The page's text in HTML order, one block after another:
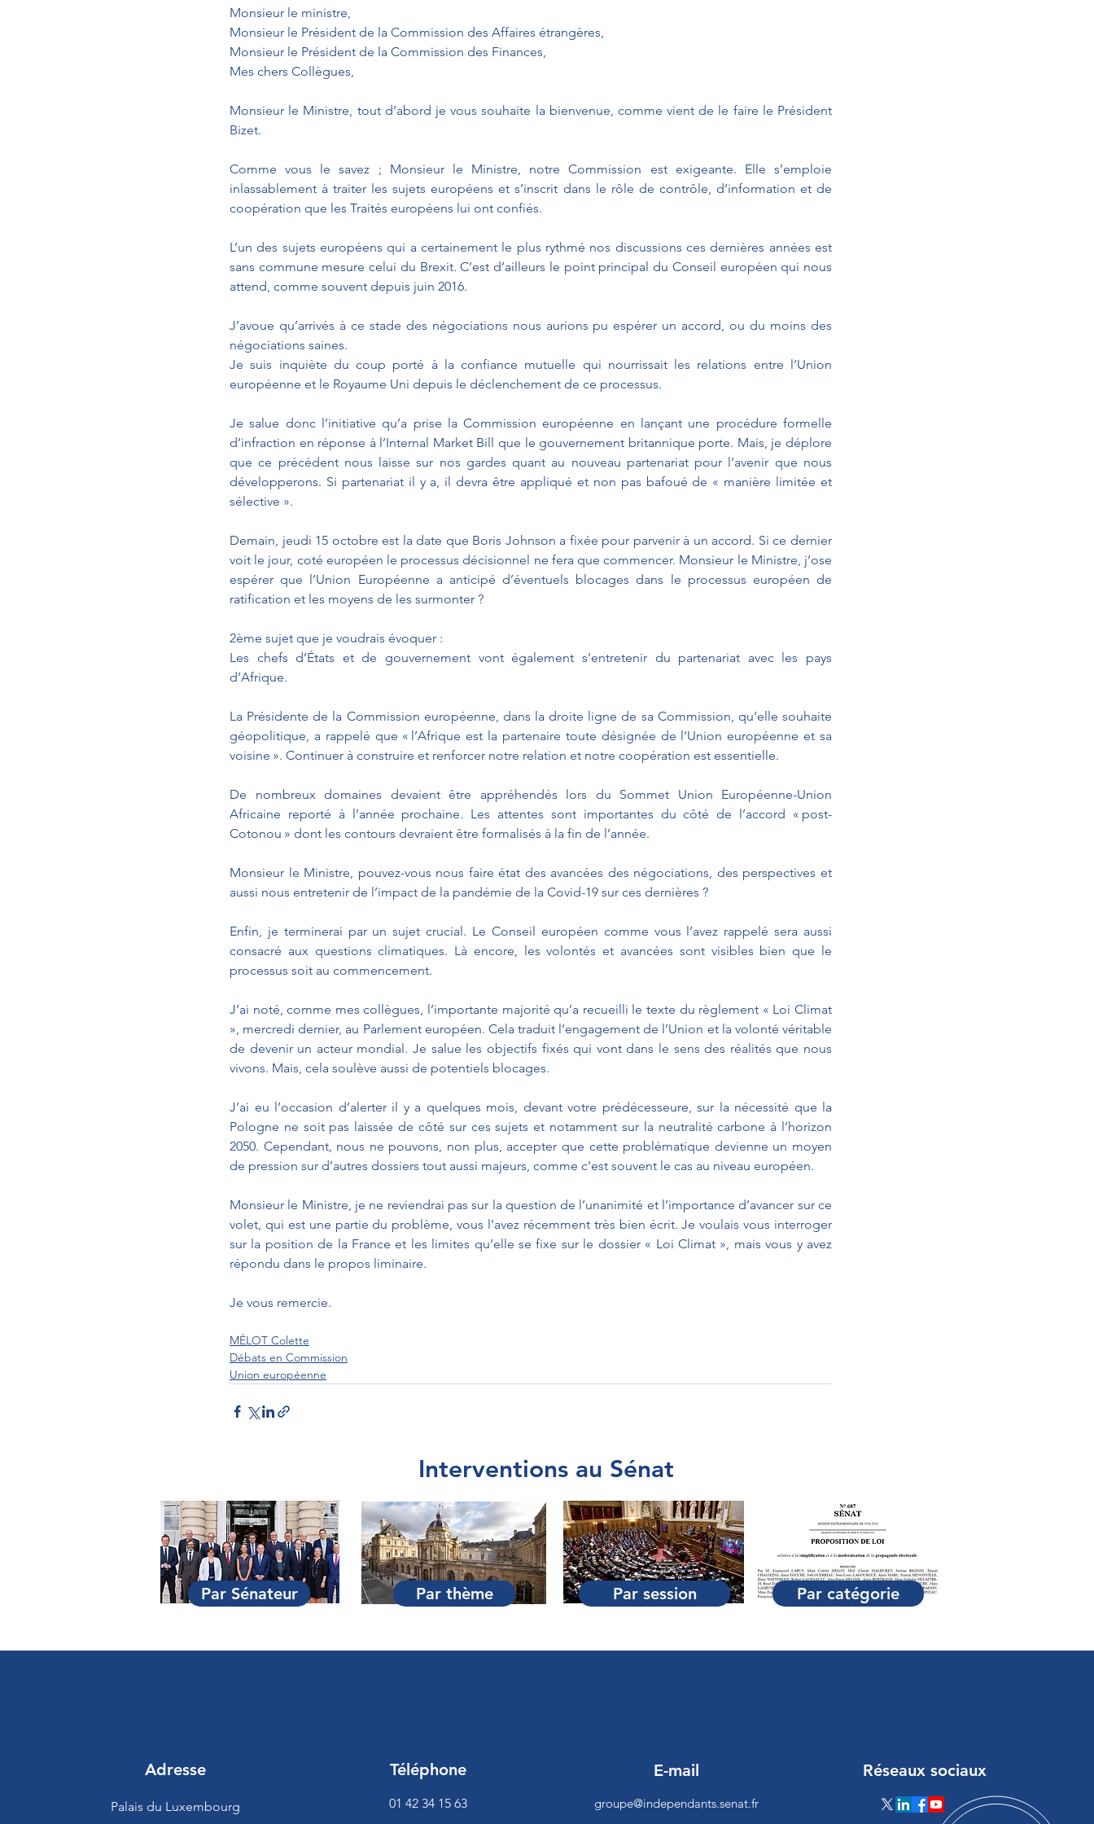
Monsieur le ministre,
Monsieur le Président de la Commission des Affaires étrangères,
Monsieur le Président de la Commission des Finances,
Mes chers Collègues,
Monsieur le Ministre, tout d’abord je vous souhaite la bienvenue, comme vient de le faire le Président
Bizet.
Comme vous le savez ; Monsieur le Ministre, notre Commission est exigeante. Elle s’emploie
inlassablement à traiter les sujets européens et s’inscrit dans le rôle de contrôle, d’information et de
coopération que les Traités européens lui ont confiés.
L’un des sujets européens qui a certainement le plus rythmé nos discussions ces dernières années est
sans commune mesure celui du Brexit. C’est d’ailleurs le point principal du Conseil européen qui nous
attend, comme souvent depuis juin 2016.
J’avoue qu’arrivés à ce stade des négociations nous aurions pu espérer un accord, ou du moins des
négociations saines.
Je suis inquiète du coup porté à la confiance mutuelle qui nourrissait les relations entre l’Union
européenne et le Royaume Uni depuis le déclenchement de ce processus.
Je salue donc l’initiative qu’a prise la Commission européenne en lançant une procédure formelle
d’infraction en réponse à l’Internal Market Bill que le gouvernement britannique porte. Mais, je déplore
que ce précédent nous laisse sur nos gardes quant au nouveau partenariat pour l’avenir que nous
développerons. Si partenariat il y a, il devra être appliqué et non pas bafoué de « manière limitée et
sélective ».
Demain, jeudi 15 octobre est la date que Boris Johnson a fixée pour parvenir à un accord. Si ce dernier
voit le jour, coté européen le processus décisionnel ne fera que commencer. Monsieur le Ministre, j’ose
espérer que l’Union Européenne a anticipé d’éventuels blocages dans le processus européen de
ratification et les moyens de les surmonter ?
2ème sujet que je voudrais évoquer :
Les chefs d’États et de gouvernement vont également s’entretenir du partenariat avec les pays
d’Afrique.
La Présidente de la Commission européenne, dans la droite ligne de sa Commission, qu’elle souhaite
géopolitique, a rappelé que « l’Afrique est la partenaire toute désignée de l’Union européenne et sa
voisine ». Continuer à construire et renforcer notre relation et notre coopération est essentielle.
De nombreux domaines devaient être appréhendés lors du Sommet Union Européenne-Union
Africaine reporté à l’année prochaine. Les attentes sont importantes du côté de l’accord « post-
Cotonou » dont les contours devraient être formalisés à la fin de l’année.
Monsieur le Ministre, pouvez-vous nous faire état des avancées des négociations, des perspectives et
aussi nous entretenir de l’impact de la pandémie de la Covid-19 sur ces dernières ?
Enfin, je terminerai par un sujet crucial. Le Conseil européen comme vous l’avez rappelé sera aussi
consacré aux questions climatiques. Là encore, les volontés et avancées sont visibles bien que le
processus soit au commencement.
J’ai noté, comme mes collègues, l’importante majorité qu’a recueilli le texte du règlement « Loi Climat
», mercredi dernier, au Parlement européen. Cela traduit l’engagement de l’Union et la volonté véritable
de devenir un acteur mondial. Je salue les objectifs fixés qui vont dans le sens des réalités que nous
vivons. Mais, cela soulève aussi de potentiels blocages.
J’ai eu l’occasion d’alerter il y a quelques mois, devant votre prédécesseure, sur la nécessité que la
Pologne ne soit pas laissée de côté sur ces sujets et notamment sur la neutralité carbone à l’horizon
2050. Cependant, nous ne pouvons, non plus, accepter que cette problématique devienne un moyen
de pression sur d’autres dossiers tout aussi majeurs, comme c’est souvent le cas au niveau européen.
Monsieur le Ministre, je ne reviendrai pas sur la question de l’unanimité et l’importance d’avancer sur ce
volet, qui est une partie du problème, vous l’avez récemment très bien écrit. Je voulais vous interroger
sur la position de la France et les limites qu’elle se fixe sur le dossier « Loi Climat », mais vous y avez
répondu dans le propos liminaire.
Je vous remercie.
MÉLOT Colette
Débats en Commission
Union européenne
Interventions au Sénat
Par Sénateur Par thème Par session Par catégorie
Adresse
Palais du Luxembourg
Téléphone
01 42 34 15 63
E-mail
groupe@independants.senat.fr
Réseaux sociaux